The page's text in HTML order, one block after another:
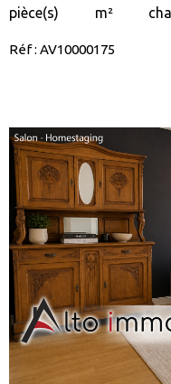
pièce(s)
m²
Réf : AV10000175